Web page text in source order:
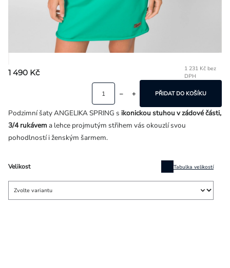
1 490 Kč
1 231 Kč bez
DPH
Velikost Tabulka velikostí
PŘIDAT DO KOŠÍKU
Podzimní šaty ANGELIKA SPRING s ikonickou stuhou v zádové části,
3/4 rukávema lehce projmutým střihem vás okouzlí svou
pohodlností i ženským šarmem.